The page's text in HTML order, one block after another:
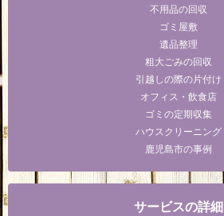
不用品の回収
ゴミ屋敷
遺品整理
粗大ごみの回収
引越しの際の片付け
オフィス・飲食店
ゴミの定期収集
ハウスクリーニング
鹿児島市の事例
サービスの詳細